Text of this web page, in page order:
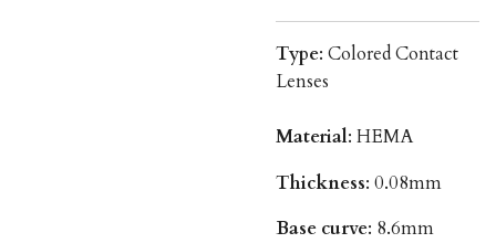
Type: Colored Contact
Lenses
Material: HEMA
Thickness: 0.08mm
Base curve: 8.6mm